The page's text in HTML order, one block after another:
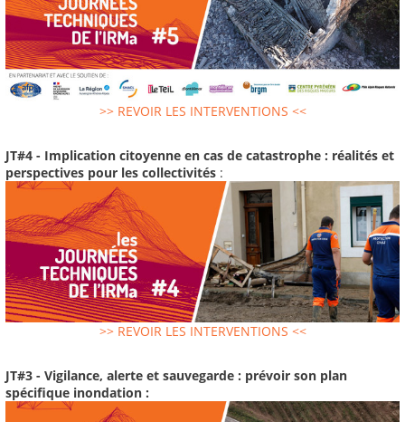
>> REVOIR LES INTERVENTIONS <<
JT#4 - Implication citoyenne en cas de catastrophe : réalités et
perspectives pour les collectivités :
>> REVOIR LES INTERVENTIONS <<
JT#3 - Vigilance, alerte et sauvegarde : prévoir son plan
spécifique inondation :